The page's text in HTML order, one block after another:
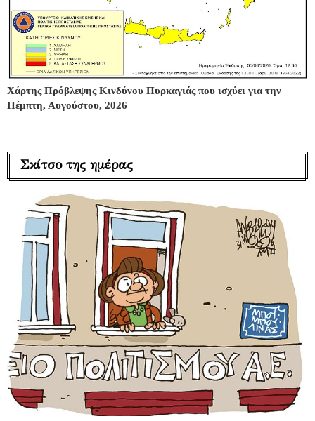
Χάρτης Πρόβλεψης Κινδύνου Πυρκαγιάς που ισχύει για την
Πέμπτη, Αυγούστου, 2026
Σκίτσο της ημέρας